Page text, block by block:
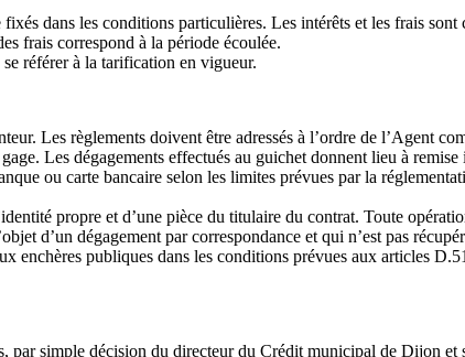
dans les conditions particulières. Les intérêts et les frais sont
frais correspond à la période écoulée.
référer à la tarification en vigueur.
Les règlements doivent être adressés à l’ordre de l’Agent
Les dégagements effectués au guichet donnent lieu à remise
ou carte bancaire selon les limites prévues par la
propre et d’une pièce du titulaire du contrat. Toute
d’un dégagement par correspondance et qui n’est pas
enchères publiques dans les conditions prévues aux articles
par simple décision du directeur du Crédit municipal de Dijon et